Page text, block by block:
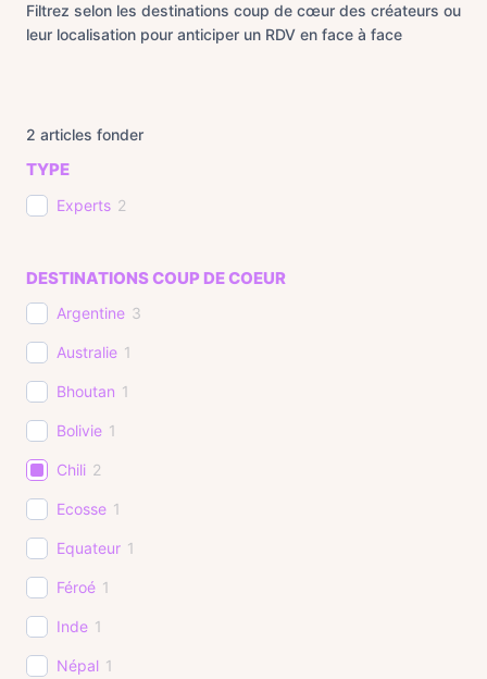
Filtrez selon les destinations coup de cœur des créateurs ou
leur localisation pour anticiper un RDV en face à face
2 articles fonder
TYPE
Experts 2
DESTINATIONS COUP DE COEUR
Argentine 3
Australie 1
Bhoutan 1
Bolivie 1
Chili 2
Ecosse 1
Equateur 1
Féroé 1
Inde 1
Népal 1